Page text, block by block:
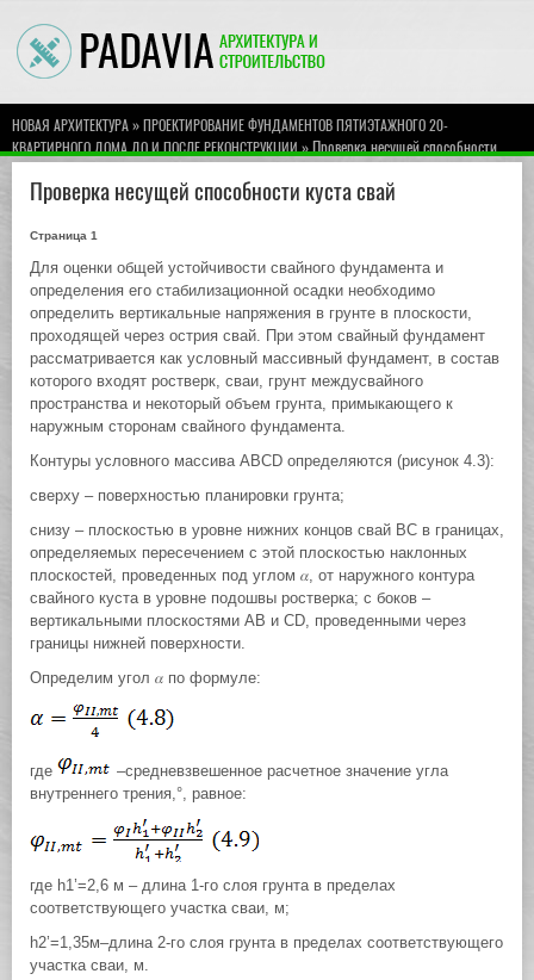
НОВАЯ АРХИТЕКТУРА»ПРОЕКТИРОВАНИЕ ФУНДАМЕНТОВ ПЯТИЭТАЖНОГО 20-
КВАРТИРНОГО ДОМА ДО И ПОСЛЕ РЕКОНСТРУКЦИИ» Проверка несущей способности
Проверка несущей способности куста свай
Страница 1
Для оценки общей устойчивости свайного фундамента и
определения его стабилизационной осадки необходимо
определить вертикальные напряжения в грунте в плоскости,
проходящей через острия свай. При этом свайный фундамент
рассматривается как условный массивный фундамент, в состав
которого входят ростверк, сваи, грунт междусвайного
пространства и некоторый объем грунта, примыкающего к
наружным сторонам свайного фундамента.
Контуры условного массива АBСD определяются (рисунок 4.3):
сверху – поверхностью планировки грунта;
снизу – плоскостью в уровне нижних концов свай ВС в границах,
определяемых пересечением с этой плоскостью наклонных
плоскостей, проведенных под углом 𝛼, от наружного контура
свайного куста в уровне подошвы ростверка; с боков –
вертикальными плоскостями АВ и СD, проведенными через
границы нижней поверхности.
Определим угол 𝛼 по формуле:
где
–средневзвешенное расчетное значение угла
внутреннего трения,°, равное:
где h1’=2,6 м – длина 1-го слоя грунта в пределах
соответствующего участка сваи, м;
h2’=1,35м–длина 2-го слоя грунта в пределах соответствующего
участка сваи, м.